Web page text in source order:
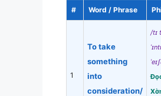
# Word / Phrase
1
To take
something
into
consideration/
/tɪ